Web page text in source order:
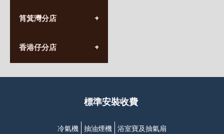
九龍太子太子道西141號
營業時間:
香港堅尼地城卑路乍街
(堅尼地城地鐵站B出口)
筲箕灣分店
營業時間:
(10:00am-20:30pm)
香港仔分店
營業時間:
香港香港仔成都道20-28號
(黃竹坑地鐵站轉4M專線小巴)
標準安裝收費
冷氣機 抽油煙機 浴室寶及抽氣扇